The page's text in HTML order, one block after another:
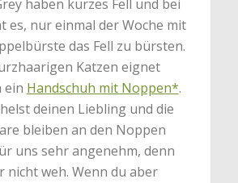
haben kurzes Fell und bei
es, nur einmal der Woche mit
das Fell zu bürsten.
Katzen eignet
ein Handschuh mit Noppen*.
deinen Liebling und die
bleiben an den Noppen
uns sehr angenehm, denn
nicht weh. Wenn du aber